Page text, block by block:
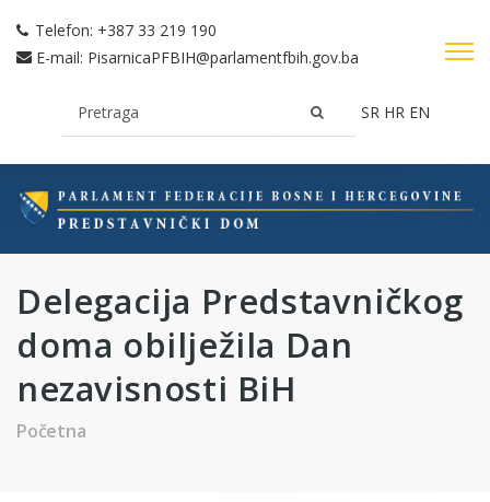
Telefon: +387 33 219 190
E-mail: PisarnicaPFBIH@parlamentfbih.gov.ba
SR HR EN
Delegacija Predstavničkog
doma obilježila Dan
nezavisnosti BiH
Početna